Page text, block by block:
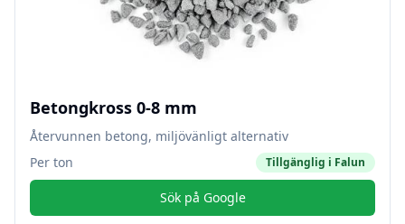
Betongkross 0-8 mm
Återvunnen betong, miljövänligt alternativ
Per ton
Tillgänglig i Falun
Sök på Google